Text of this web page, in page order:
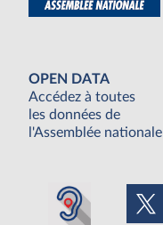
OPEN DATA
Accédez à toutes
les données de
l'Assemblée nationale